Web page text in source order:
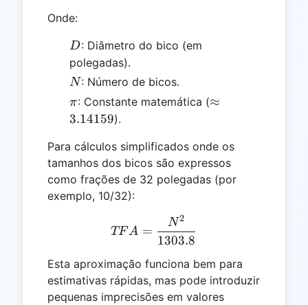
Onde:
D
D: Diâmetro do bico (em
polegadas).
N
N: Número de bicos.
\pi
π: Constante matemática (\approx
≈
3.14159).
Para cálculos simplificados onde os
tamanhos dos bicos são expressos
como frações de 32 polegadas (por
exemplo, 10/32):
TFA =
TF A =
1303.8
N2
Esta aproximação funciona bem para
estimativas rápidas, mas pode introduzir
pequenas imprecisões em valores